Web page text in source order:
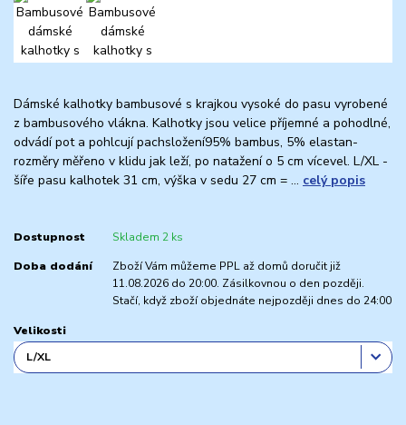
Dámské kalhotky bambusové s krajkou vysoké do pasu vyrobené
z bambusového vlákna. Kalhotky jsou velice příjemné a pohodlné,
odvádí pot a pohlcují pachsložení95% bambus, 5% elastan-
rozměry měřeno v klidu jak leží, po natažení o 5 cm vícevel. L/XL -
šíře pasu kalhotek 31 cm, výška v sedu 27 cm = ... celý popis
Dostupnost Skladem 2 ks
Doba dodání
Zboží Vám můžeme PPL až domů doručit již
11.08.2026 do 20:00. Zásilkovnou o den později.
Stačí, když zboží objednáte nejpozději dnes do 24:00
Velikosti